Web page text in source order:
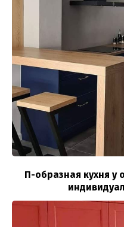
П-образная кухня у